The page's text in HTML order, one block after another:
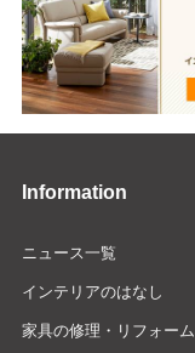
Information
ニュース一覧
インテリアのはなし
家具の修理・リフォーム